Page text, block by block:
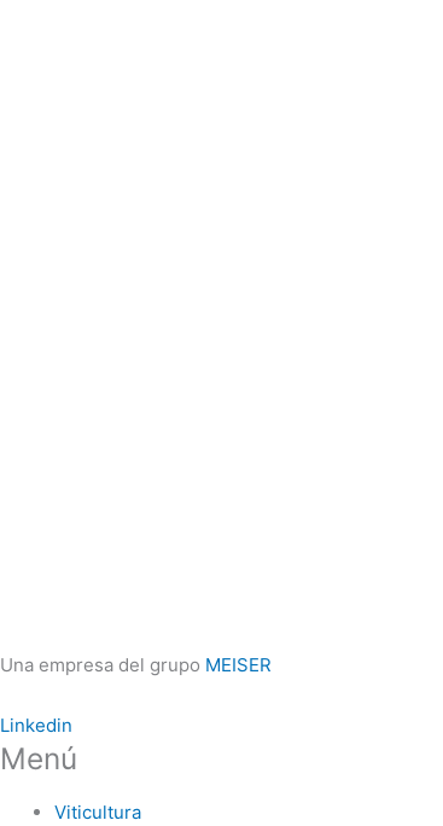
Una empresa del grupo MEISER
Linkedin
Menú
Viticultura